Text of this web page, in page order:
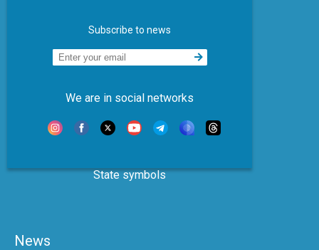
Subscribe to news
We are in social networks
State symbols
News